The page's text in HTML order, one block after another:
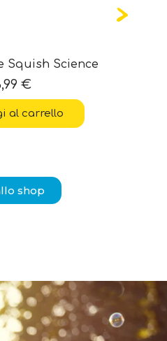
Drawing Pop Up In A
€
al carrello
shop